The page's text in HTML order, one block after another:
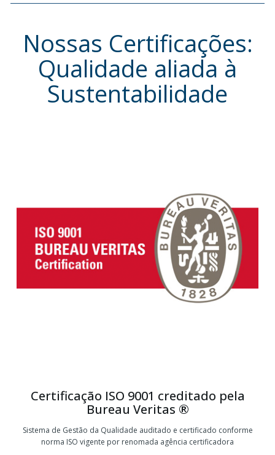
Nossas Certificações:
Qualidade aliada à
Sustentabilidade
Certificação ISO 9001 creditado pela
Bureau Veritas ®
Sistema de Gestão da Qualidade auditado e certificado conforme
norma ISO vigente por renomada agência certificadora